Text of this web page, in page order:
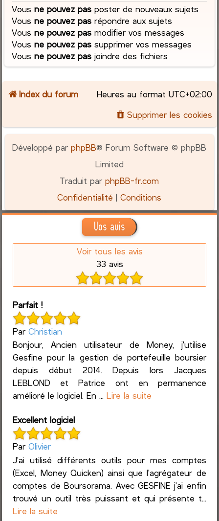
Vousne pouvez pas poster de nouveaux sujets
Vousne pouvez pas répondre aux sujets
Vousne pouvez pas modifier vos messages
Vousne pouvez pas supprimer vos messages
Vousne pouvez pas joindre des fichiers
Index du forum Heures au format UTC+02:00
Supprimer les cookies
Développé parphpBB® Forum Software © phpBB
Limited
Traduit parphpBB-fr.com
Confidentialité |Conditions
Vos avis
Voir tous les avis
33 avis
Parfait !
ParChristian
Bonjour, Ancien utilisateur de Money, j'utilise
Gesfine pour la gestion de portefeuille boursier
depuis début 2014. Depuis lors Jacques
LEBLOND et Patrice ont en permanence
amélioré le logiciel. En ...Lire la suite
Excellent logiciel
ParOlivier
J'ai utilisé différents outils pour mes comptes
(Excel, Money Quicken) ainsi que l'agrégateur de
comptes de Boursorama. Avec GESFINE j'ai enfin
trouvé un outil très puissant et qui présente t...
Lire la suite